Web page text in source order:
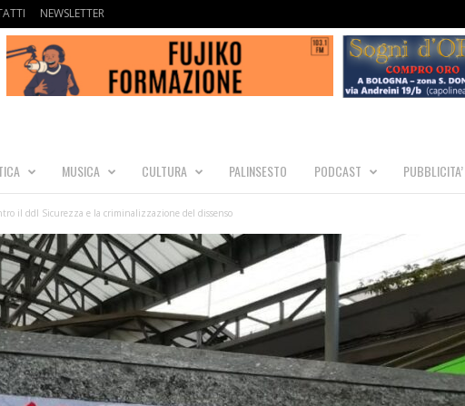
NEWSLETTER
MUSICA CULTURA PALINSESTO PODCAST PUBBLICITA’
il ddl Sicurezza e la criminalizzazione del dissenso